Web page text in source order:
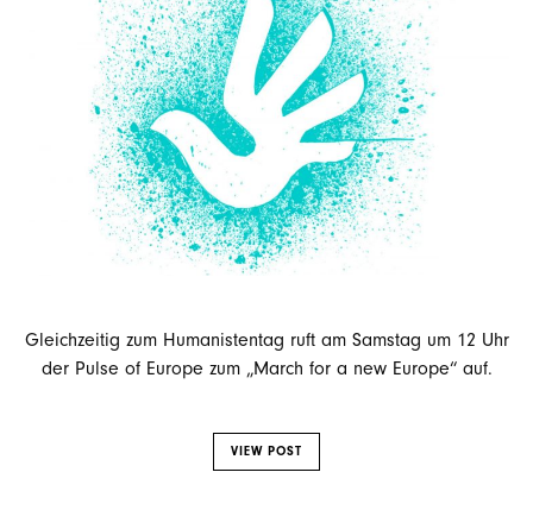
Gleichzeitig zum Humanistentag ruft am Samstag um 12 Uhr
der Pulse of Europe zum „March for a new Europe“ auf.
VIEW POST